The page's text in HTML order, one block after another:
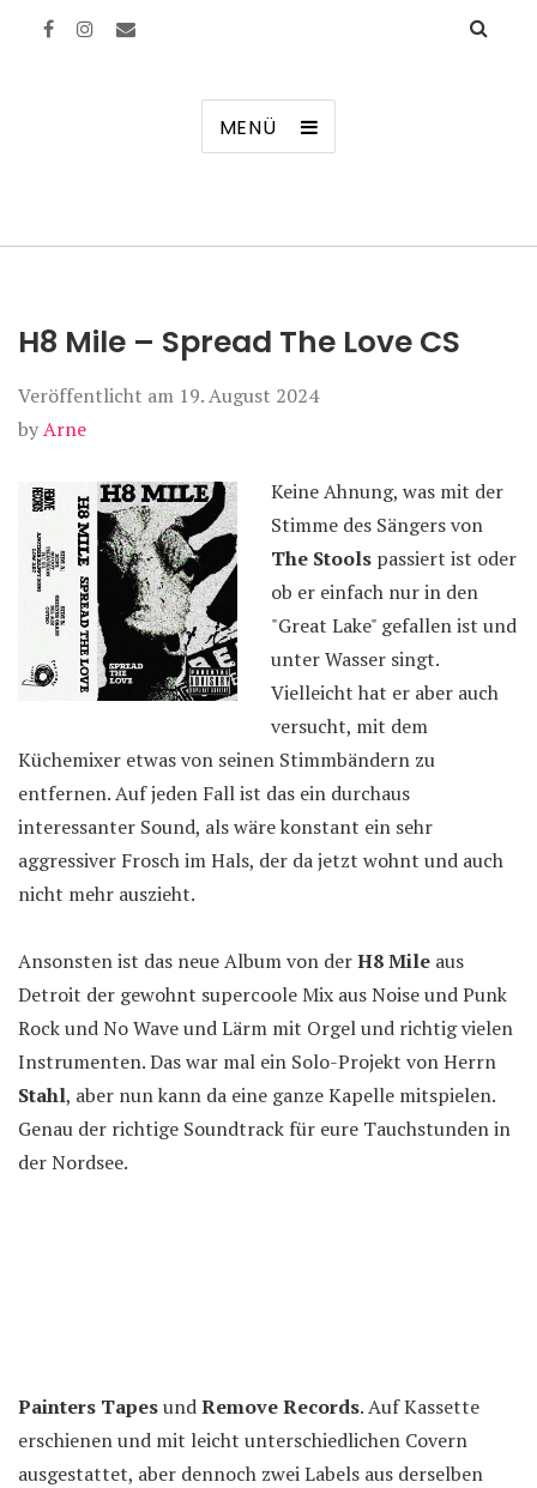
MENÜ
H8 Mile – Spread The Love CS
Veröffentlicht am 19. August 2024
byArne
Keine Ahnung, was mit der
Stimme des Sängers von
The Stools passiert ist oder
ob er einfach nur in den
"Great Lake" gefallen ist und
unter Wasser singt.
Vielleicht hat er aber auch
versucht, mit dem
Küchemixer etwas von seinen Stimmbändern zu
entfernen. Auf jeden Fall ist das ein durchaus
interessanter Sound, als wäre konstant ein sehr
aggressiver Frosch im Hals, der da jetzt wohnt und auch
nicht mehr auszieht.
Ansonsten ist das neue Album von derH8 Mile aus
Detroit der gewohnt supercoole Mix aus Noise und Punk
Rock und No Wave und Lärm mit Orgel und richtig vielen
Instrumenten. Das war mal ein Solo-Projekt von Herrn
Stahl, aber nun kann da eine ganze Kapelle mitspielen.
Genau der richtige Soundtrack für eure Tauchstunden in
der Nordsee.
Painters TapesundRemove Records. Auf Kassette
erschienen und mit leicht unterschiedlichen Covern
ausgestattet, aber dennoch zwei Labels aus derselben